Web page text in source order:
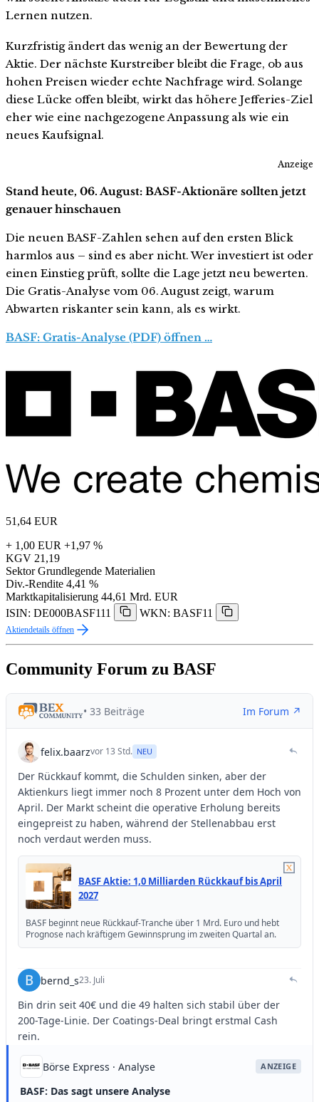
Lernen nutzen.
Kurzfristig ändert das wenig an der Bewertung der
Aktie. Der nächste Kurstreiber bleibt die Frage, ob aus
hohen Preisen wieder echte Nachfrage wird. Solange
diese Lücke offen bleibt, wirkt das höhere Jefferies-Ziel
eher wie eine nachgezogene Anpassung als wie ein
neues Kaufsignal.
Anzeige
Stand heute, 06. August: BASF-Aktionäre sollten jetzt
genauer hinschauen
Die neuen BASF-Zahlen sehen auf den ersten Blick
harmlos aus – sind es aber nicht. Wer investiert ist oder
einen Einstieg prüft, sollte die Lage jetzt neu bewerten.
Die Gratis-Analyse vom 06. August zeigt, warum
Abwarten riskanter sein kann, als es wirkt.
BASF: Gratis-Analyse (PDF) öffnen …
51,64 EUR
+ 1,00 EUR +1,97 %
KGV 21,19
Sektor Grundlegende Materialien
Div.-Rendite 4,41 %
Marktkapitalisierung 44,61 Mrd. EUR
ISIN: DE000BASF111
WKN: BASF11
Aktiendetails öffnen
Community Forum zu BASF